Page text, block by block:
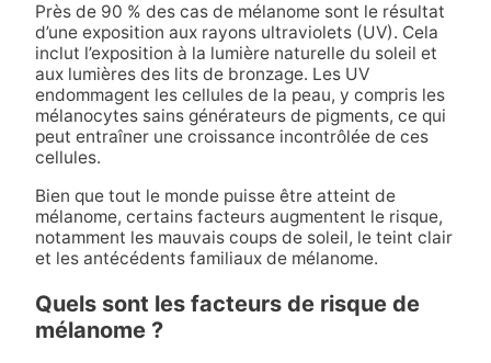
Près de 90 % des cas de mélanome sont le résultat
d’une exposition aux rayons ultraviolets (UV). Cela
inclut l’exposition à la lumière naturelle du soleil et
aux lumières des lits de bronzage. Les UV
endommagent les cellules de la peau, y compris les
mélanocytes sains générateurs de pigments, ce qui
peut entraîner une croissance incontrôlée de ces
cellules.
Bien que tout le monde puisse être atteint de
mélanome, certains facteurs augmentent le risque,
notamment les mauvais coups de soleil, le teint clair
et les antécédents familiaux de mélanome.
Quels sont les facteurs de risque de
mélanome ?